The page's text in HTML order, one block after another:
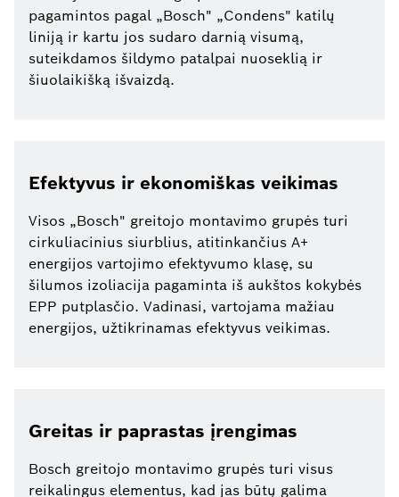
pagamintos pagal „Bosch" „Condens" katilų
liniją ir kartu jos sudaro darnią visumą,
suteikdamos šildymo patalpai nuoseklią ir
šiuolaikišką išvaizdą.
Efektyvus ir ekonomiškas veikimas
Visos „Bosch" greitojo montavimo grupės turi
cirkuliacinius siurblius, atitinkančius A+
energijos vartojimo efektyvumo klasę, su
šilumos izoliacija pagaminta iš aukštos kokybės
EPP putplasčio. Vadinasi, vartojama mažiau
energijos, užtikrinamas efektyvus veikimas.
Greitas ir paprastas įrengimas
Bosch greitojo montavimo grupės turi visus
reikalingus elementus, kad jas būtų galima